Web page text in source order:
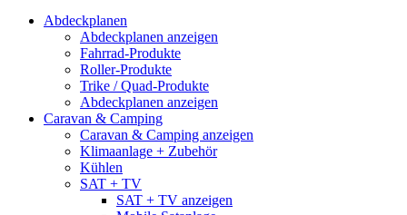
Abdeckplanen
Abdeckplanen anzeigen
Fahrrad-Produkte
Roller-Produkte
Trike / Quad-Produkte
Abdeckplanen anzeigen
Caravan & Camping
Caravan & Camping anzeigen
Klimaanlage + Zubehör
Kühlen
SAT + TV
SAT + TV anzeigen